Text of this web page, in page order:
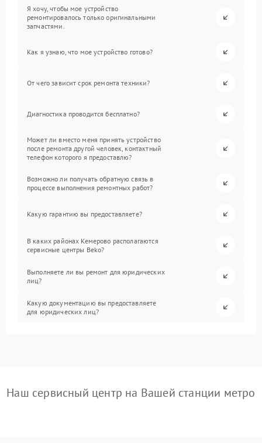
Я хочу, чтобы мое устройство
ремонтировалось только оригинальными
запчастями.
Как я узнаю, что мое устройство готово?
От чего зависит срок ремонта техники?
Диагностика проводится бесплатно?
Может ли вместо меня принять устройство
после ремонта другой человек, контактный
телефон которого я предоставлю?
Возможно ли получать обратную связь в
процессе выполнения ремонтных работ?
Какую гарантию вы предоставляете?
В каких районах Кемерово располагаются
сервисные центры Beko?
Выполняете ли вы ремонт для юридических
лиц?
Какую документацию вы предоставляете
для юридических лиц?
Наш сервисный центр на Вашей станции метро